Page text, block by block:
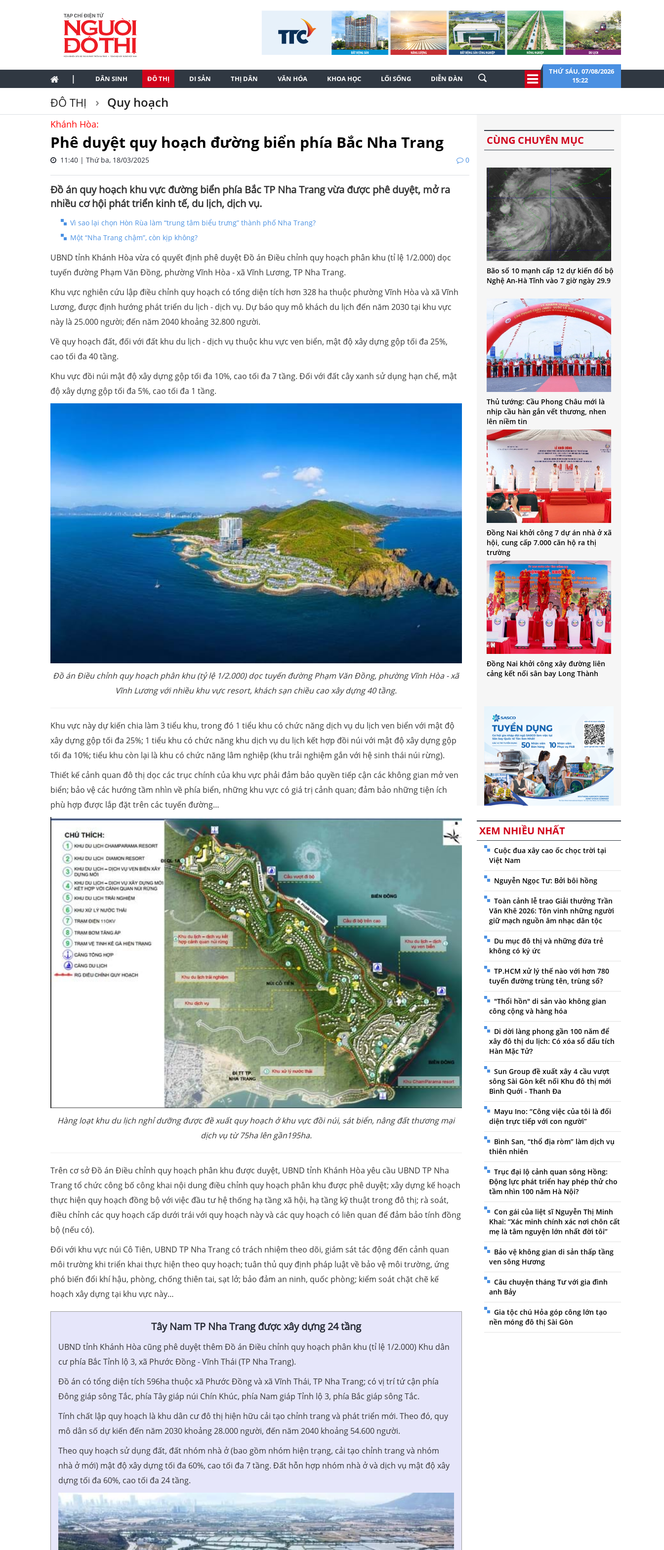
| DÂN SINH ĐÔ THỊ DI SẢN THỊ DÂN VĂN HÓA KHOA HỌC LỐI SỐNG DIỄN ĐÀN
THỨ SÁU, 07/08/2026
15:22
ĐÔ THỊ Quy hoạch
Khánh Hòa:
Phê duyệt quy hoạch đường biển phía Bắc Nha Trang
11:40 | Thứ ba, 18/03/2025 0
Đồ án quy hoạch khu vực đường biển phía Bắc TP Nha Trang vừa được phê duyệt, mở ra
nhiều cơ hội phát triển kinh tế, du lịch, dịch vụ.
Vì sao lại chọn Hòn Rùa làm “trung tâm biểu trưng” thành phố Nha Trang?
Một “Nha Trang chậm”, còn kịp không?
UBND tỉnh Khánh Hòa vừa có quyết định phê duyệt Đồ án Điều chỉnh quy hoạch phân khu (tỉ lệ 1/2.000) dọc
tuyến đường Phạm Văn Đồng, phường Vĩnh Hòa - xã Vĩnh Lương, TP Nha Trang.
Khu vực nghiên cứu lập điều chỉnh quy hoạch có tổng diện tích hơn 328 ha thuộc phường Vĩnh Hòa và xã Vĩnh
Lương, được định hướng phát triển du lịch - dịch vụ. Dự báo quy mô khách du lịch đến năm 2030 tại khu vực
này là 25.000 người; đến năm 2040 khoảng 32.800 người.
Về quy hoạch đất, đối với đất khu du lịch - dịch vụ thuộc khu vực ven biển, mật độ xây dựng gộp tối đa 25%,
cao tối đa 40 tầng.
Khu vực đồi núi mật độ xây dựng gộp tối đa 10%, cao tối đa 7 tầng. Đối với đất cây xanh sử dụng hạn chế, mật
độ xây dựng gộp tối đa 5%, cao tối đa 1 tầng.
Đồ án Điều chỉnh quy hoạch phân khu (tỷ lệ 1/2.000) dọc tuyến đường Phạm Văn Đồng, phường Vĩnh Hòa - xã
Vĩnh Lương với nhiều khu vực resort, khách sạn chiều cao xây dựng 40 tầng.
Khu vực này dự kiến chia làm 3 tiểu khu, trong đó 1 tiểu khu có chức năng dịch vụ du lịch ven biển với mật độ
xây dựng gộp tối đa 25%; 1 tiểu khu có chức năng khu dịch vụ du lịch kết hợp đồi núi với mật độ xây dựng gộp
tối đa 10%; tiểu khu còn lại là khu có chức năng lâm nghiệp (khu trải nghiệm gắn với hệ sinh thái núi rừng).
Thiết kế cảnh quan đô thị dọc các trục chính của khu vực phải đảm bảo quyền tiếp cận các không gian mở ven
biển; bảo vệ các hướng tầm nhìn về phía biển, những khu vực có giá trị cảnh quan; đảm bảo những tiện ích
phù hợp được lắp đặt trên các tuyến đường…
Hàng loạt khu du lịch nghỉ dưỡng được đề xuất quy hoạch ở khu vực đồi núi, sát biển, nâng đất thương mại
dịch vụ từ 75ha lên gần195ha.
Trên cơ sở Đồ án Điều chỉnh quy hoạch phân khu được duyệt, UBND tỉnh Khánh Hòa yêu cầu UBND TP Nha
Trang tổ chức công bố công khai nội dung điều chỉnh quy hoạch phân khu được phê duyệt; xây dựng kế hoạch
thực hiện quy hoạch đồng bộ với việc đầu tư hệ thống hạ tầng xã hội, hạ tầng kỹ thuật trong đô thị; rà soát,
điều chỉnh các quy hoạch cấp dưới trái với quy hoạch này và các quy hoạch có liên quan để đảm bảo tính đồng
bộ (nếu có).
Đối với khu vực núi Cô Tiên, UBND TP Nha Trang có trách nhiệm theo dõi, giám sát tác động đến cảnh quan
môi trường khi triển khai thực hiện theo quy hoạch; tuân thủ quy định pháp luật về bảo vệ môi trường, ứng
phó biến đổi khí hậu, phòng, chống thiên tai, sạt lở; bảo đảm an ninh, quốc phòng; kiểm soát chặt chẽ kế
hoạch xây dựng tại khu vực này…
Tây Nam TP Nha Trang được xây dựng 24 tầng
UBND tỉnh Khánh Hòa cũng phê duyệt thêm Đồ án Điều chỉnh quy hoạch phân khu (tỉ lệ 1/2.000) Khu dân
cư phía Bắc Tỉnh lộ 3, xã Phước Đồng - Vĩnh Thái (TP Nha Trang).
Đồ án có tổng diện tích 596ha thuộc xã Phước Đồng và xã Vĩnh Thái, TP Nha Trang; có vị trí tứ cận phía
Đông giáp sông Tắc, phía Tây giáp núi Chín Khúc, phía Nam giáp Tỉnh lộ 3, phía Bắc giáp sông Tắc.
Tính chất lập quy hoạch là khu dân cư đô thị hiện hữu cải tạo chỉnh trang và phát triển mới. Theo đó, quy
mô dân số dự kiến đến năm 2030 khoảng 28.000 người, đến năm 2040 khoảng 54.600 người.
Theo quy hoạch sử dụng đất, đất nhóm nhà ở (bao gồm nhóm hiện trạng, cải tạo chỉnh trang và nhóm
nhà ở mới) mật độ xây dựng tối đa 60%, cao tối đa 7 tầng. Đất hỗn hợp nhóm nhà ở và dịch vụ mật độ xây
dựng tối đa 60%, cao tối đa 24 tầng.
CÙNG CHUYÊN MỤC
Bão số 10 mạnh cấp 12 dự kiến đổ bộ
Nghệ An-Hà Tĩnh vào 7 giờ ngày 29.9
Thủ tướng: Cầu Phong Châu mới là
nhịp cầu hàn gắn vết thương, nhen
lên niềm tin
Đồng Nai khởi công 7 dự án nhà ở xã
hội, cung cấp 7.000 căn hộ ra thị
trường
Đồng Nai khởi công xây đường liên
cảng kết nối sân bay Long Thành
XEM NHIỀU NHẤT
Cuộc đua xây cao ốc chọc trời tại
Việt Nam
Nguyễn Ngọc Tư: Bởi bôi hồng
Toàn cảnh lễ trao Giải thưởng Trần
Văn Khê 2026: Tôn vinh những người
giữ mạch nguồn âm nhạc dân tộc
Du mục đô thị và những đứa trẻ
không có ký ức
TP.HCM xử lý thế nào với hơn 780
tuyến đường trùng tên, trùng số?
"Thổi hồn" di sản vào không gian
công cộng và hàng hóa
Di dời làng phong gần 100 năm để
xây đô thị du lịch: Có xóa sổ dấu tích
Hàn Mặc Tử?
Sun Group đề xuất xây 4 cầu vượt
sông Sài Gòn kết nối Khu đô thị mới
Bình Quới - Thanh Đa
Mayu Ino: “Công việc của tôi là đối
diện trực tiếp với con người”
Bình San, “thổ địa ròm” làm dịch vụ
thiên nhiên
Trục đại lộ cảnh quan sông Hồng:
Động lực phát triển hay phép thử cho
tầm nhìn 100 năm Hà Nội?
Con gái của liệt sĩ Nguyễn Thị Minh
Khai: “Xác minh chính xác nơi chôn cất
mẹ là tâm nguyện lớn nhất đời tôi”
Bảo vệ không gian di sản thấp tầng
ven sông Hương
Câu chuyện tháng Tư với gia đình
anh Bảy
Gia tộc chú Hỏa góp công lớn tạo
nền móng đô thị Sài Gòn